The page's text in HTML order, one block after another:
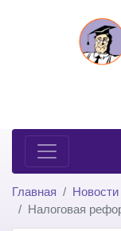
Главная
Новости
Налоговая